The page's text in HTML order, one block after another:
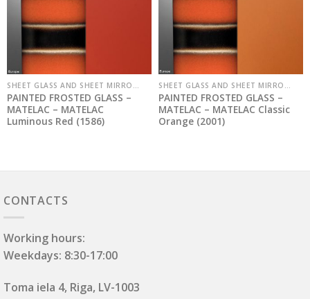
SHEET GLASS AND SHEET MIRRORS
PAINTED FROSTED GLASS –
MATELAC – MATELAC
Luminous Red (1586)
SHEET GLASS AND SHEET MIRRORS
PAINTED FROSTED GLASS –
MATELAC – MATELAC Classic
Orange (2001)
CONTACTS
Working hours:
Weekdays: 8:30-17:00
Toma iela 4, Riga, LV-1003